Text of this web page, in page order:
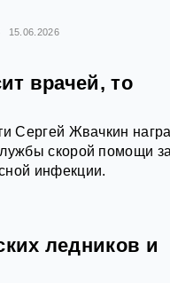
15.06.2026
врачей, то
Сергей Жвачкин
скорой помощи за
инфекции.
ледников и